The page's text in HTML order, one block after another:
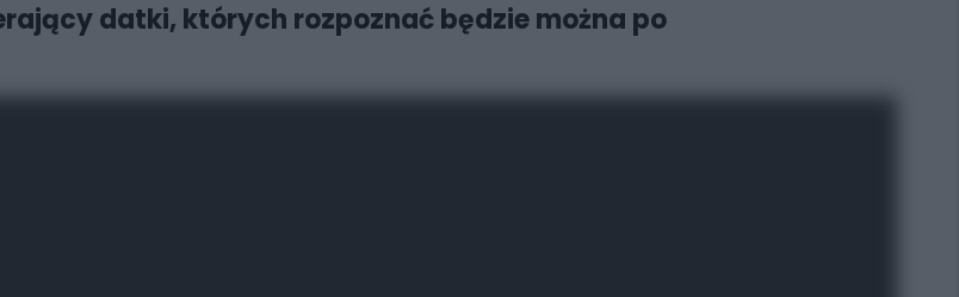
datki, których rozpoznać będzie można po